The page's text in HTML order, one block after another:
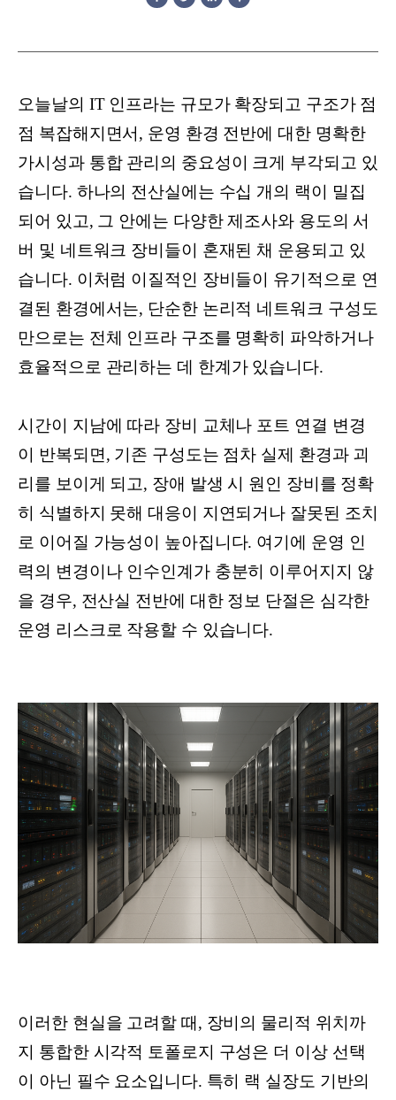
오늘날의 IT 인프라는 규모가 확장되고 구조가 점
점 복잡해지면서, 운영 환경 전반에 대한 명확한
가시성과 통합 관리의 중요성이 크게 부각되고 있
습니다. 하나의 전산실에는 수십 개의 랙이 밀집
되어 있고, 그 안에는 다양한 제조사와 용도의 서
버 및 네트워크 장비들이 혼재된 채 운용되고 있
습니다. 이처럼 이질적인 장비들이 유기적으로 연
결된 환경에서는, 단순한 논리적 네트워크 구성도
만으로는 전체 인프라 구조를 명확히 파악하거나
효율적으로 관리하는 데 한계가 있습니다.
시간이 지남에 따라 장비 교체나 포트 연결 변경
이 반복되면, 기존 구성도는 점차 실제 환경과 괴
리를 보이게 되고, 장애 발생 시 원인 장비를 정확
히 식별하지 못해 대응이 지연되거나 잘못된 조치
로 이어질 가능성이 높아집니다. 여기에 운영 인
력의 변경이나 인수인계가 충분히 이루어지지 않
을 경우, 전산실 전반에 대한 정보 단절은 심각한
운영 리스크로 작용할 수 있습니다.
이러한 현실을 고려할 때, 장비의 물리적 위치까
지 통합한 시각적 토폴로지 구성은 더 이상 선택
이 아닌 필수 요소입니다. 특히 랙 실장도 기반의